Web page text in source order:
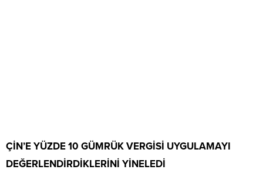
ÇİN’E YÜZDE 10 GÜMRÜK VERGİSİ UYGULAMAYI
DEĞERLENDİRDİKLERİNİ YİNELEDİ